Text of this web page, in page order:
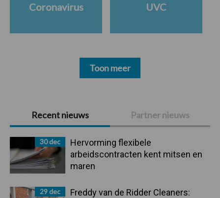
Primaire
Sidebar
Recent nieuws Partner nieuws
30 dec
Hervorming flexibele
arbeidscontracten kent mitsen en
maren
29 dec
Freddy van de Ridder Cleaners:
Coronavirus UVC
Toon meer